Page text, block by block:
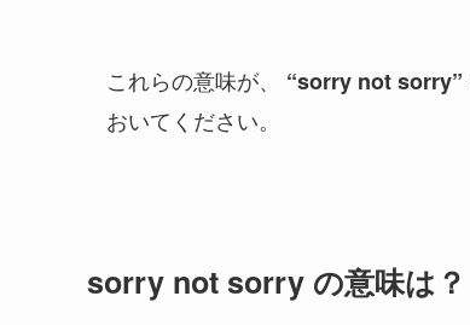
これらの意味が、 “sorry not sorry”
おいてください。
sorry not sorry の意味は？